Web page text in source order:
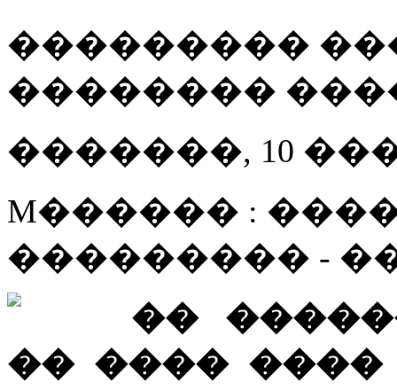
��������� ���
��������
�������, 10 ���
M������ :
��������� -
��
�� ���� ����